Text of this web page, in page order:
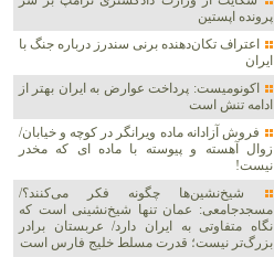
پرونده اپستین
اعتراف تکان‌دهنده برنی سندرز درباره جنگ با
ایران
اکونومیست: پرداخت عوارض به ایران بهتر از
ادامه تنش است
فروش آزادانه ماده ویرانگر در کوچه و خیابان/
زوال آهسته و پیوسته با ماده ای که مخدر
نیست!
شیخ‌نشین‌ها چگونه فکر می‌کنند؟/
مسجدجامعی: عمان تنها شیخ‌نشینی است که
نگاه متفاوتی به ایران دارد/ عربستان برادر
بزرگ‌تر نیست؛ قدرت مسلط خلیج فارس است